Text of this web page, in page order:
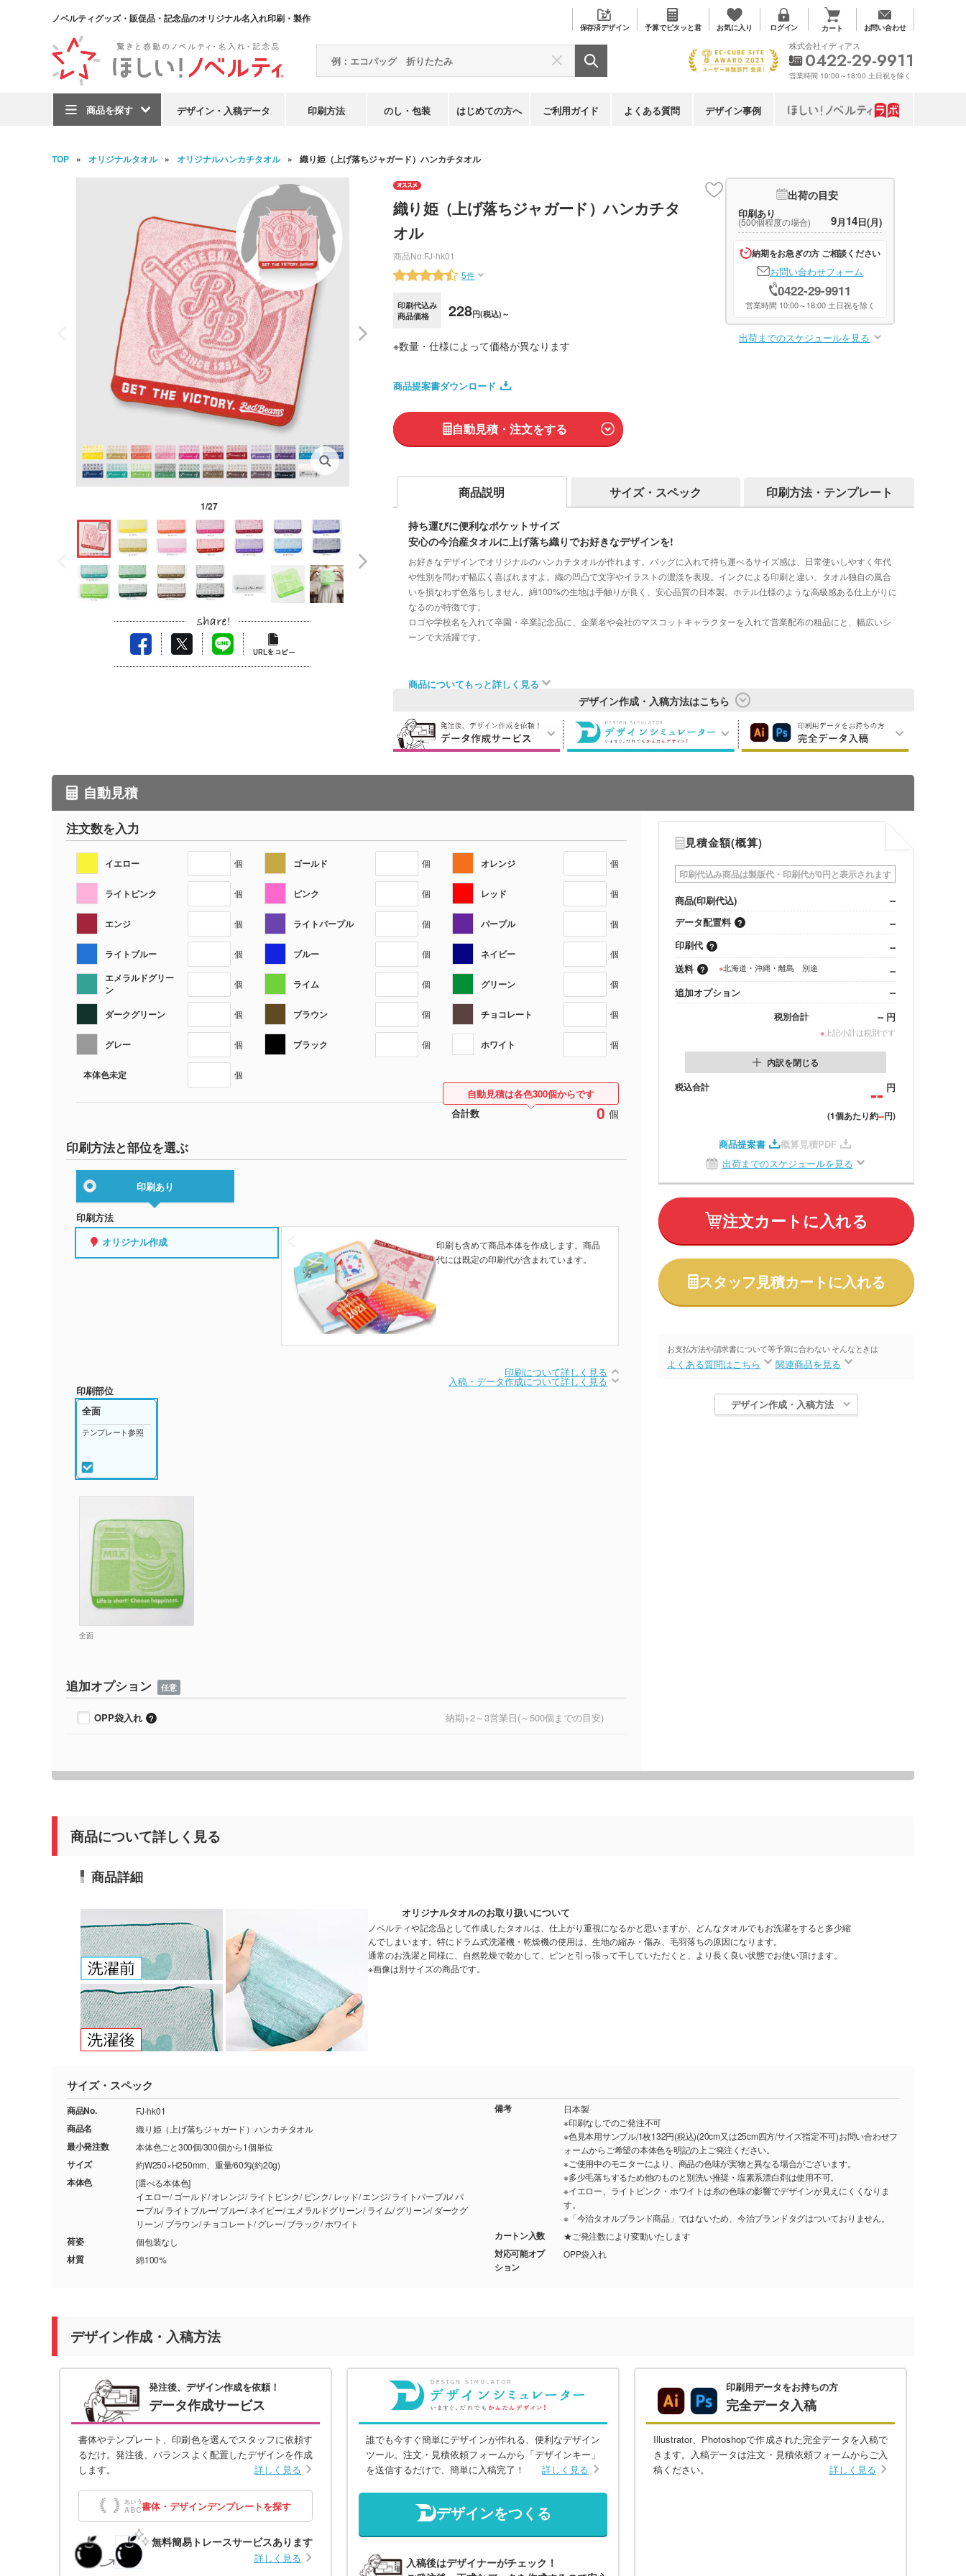
ノベルティグッズ・販促品・記念品のオリジナル名入れ印刷・製作
保存済デザイン 予算でピタッと君 お気に入り ログイン カート お問い合わせ
商品を探す デザイン・入稿データ 印刷方法 のし・包装 はじめての方へ ご利用ガイド よくある質問 デザイン事例
株式会社イディアス
0422-29-9911
営業時間 10:00～18:00 土日祝を除く
TOP オリジナルタオル オリジナルハンカチタオル 織り姫（上げ落ちジャガード）ハンカチタオル
1/27
織り姫（上げ落ちジャガード）ハンカチタ
オル
商品No. FJ-hk01
5件
印刷代込み
商品価格
228円(税込)～
※数量・仕様によって価格が異なります
商品提案書ダウンロード
自動見積・注文をする
出荷の目安
印刷あり
(500個程度の場合) 9月14日(月)
納期をお急ぎの方 ご相談ください
お問い合わせフォーム
0422-29-9911
営業時間 10:00～18:00 土日祝を除く
出荷までのスケジュールを見る
商品説明 サイズ・スペック 印刷方法・テンプレート
持ち運びに便利なポケットサイズ
安心の今治産タオルに上げ落ち織りでお好きなデザインを!
お好きなデザインでオリジナルのハンカチタオルが作れます。バッグに入れて持ち運べるサイズ感は、日常使いしやすく年代
や性別を問わず幅広く喜ばれますよ。織の凹凸で文字やイラストの濃淡を表現。インクによる印刷と違い、タオル独自の風合
いを損なわず色落ちしません。綿100%の生地は手触りが良く、安心品質の日本製。ホテル仕様のような高級感ある仕上がりに
なるのが特徴です。
ロゴや学校名を入れて卒園・卒業記念品に、企業名や会社のマスコットキャラクターを入れて営業配布の粗品にと、幅広いシ
ーンで大活躍です。
商品についてもっと詳しく見る
デザイン作成・入稿方法はこちら
自動見積
注文数を入力
イエロー 個 ゴールド 個 オレンジ 個
ライトピンク 個 ピンク 個 レッド 個
エンジ 個 ライトパープル 個 パープル 個
ライトブルー 個 ブルー 個 ネイビー 個
エメラルドグリー
ン
個 ライム 個 グリーン 個
ダークグリーン 個 ブラウン 個 チョコレート 個
グレー 個 ブラック 個 ホワイト 個
本体色未定 個
合計数 0 個
自動見積は各色300個からです
印刷方法と部位を選ぶ
印刷あり
印刷方法
オリジナル作成
印刷も含めて商品本体を作成します。商品
代には既定の印刷代が含まれています。
印刷について詳しく見る
入稿・データ作成について詳しく見る
印刷部位
全面
テンプレート参照
全面
追加オプション 任意
OPP袋入れ 納期+2～3営業日(～500個までの目安)
見積金額(概算)
印刷代込み商品は製版代・印刷代が0円と表示されます
商品(印刷代込)
--
データ配置料
--
印刷代
--
送料
※北海道・沖縄・離島 別途
--
追加オプション
--
税別合計 -- 円
※ 上記小計は税別です
内訳を閉じる
税込合計
-- 円
(1個あたり約--円)
商品提案書
概算見積PDF
出荷までのスケジュールを見る
注文カートに入れる
スタッフ見積カートに入れる
お支払方法や請求書について等
よくある質問はこちら
予算に合わない そんなときは
関連商品を見る
デザイン作成・入稿方法
商品について詳しく見る
商品詳細
オリジナルタオルのお取り扱いについて
ノベルティや記念品として作成したタオルは、仕上がり重視になるかと思いますが、どんなタオルでもお洗濯をすると多少縮
んでしまいます。特にドラム式洗濯機・乾燥機の使用は、生地の縮み・傷み、毛羽落ちの原因になります。
通常のお洗濯と同様に、自然乾燥で乾かして、ピンと引っ張って干していただくと、より長く良い状態でお使い頂けます。
※画像は別サイズの商品です。
サイズ・スペック
商品No. FJ-hk01
商品名 織り姫（上げ落ちジャガード）ハンカチタオル
最小発注数 本体色ごと300個/300個から1個単位
サイズ 約W250×H250mm、重量/60匁(約20g)
本体色
[選べる本体色]
イエロー/ ゴールド/ オレンジ/ ライトピンク/ ピンク/ レッド/ エンジ/ ライトパープル/ パ
ープル/ ライトブルー/ ブルー/ ネイビー/ エメラルドグリーン/ ライム/ グリーン/ ダークグ
リーン/ ブラウン/ チョコレート/ グレー/ ブラック/ ホワイト
荷姿 個包装なし
材質 綿100%
備考
日本製
※印刷なしでのご発注不可
※色見本用サンプル/1枚132円(税込)(20cm又は25cm四方/サイズ指定不可)お問い合わせフ
ォームからご希望の本体色を明記の上ご発注ください。
※ご使用中のモニターにより、商品の色味が実物と異なる場合がございます。
※多少毛落ちするため他のものと別洗い推奨・塩素系漂白剤は使用不可。
※イエロー、ライトピンク・ホワイトは糸の色味の影響でデザインが見えにくくなりま
す。
※「今治タオルブランド商品」ではないため、今治ブランドタグはついておりません。
カートン入数 ★ご発注数により変動いたします
対応可能オプ
ション
OPP袋入れ
デザイン作成・入稿方法
発注後、デザイン作成を依頼！
データ作成サービス
書体やテンプレート、印刷色を選んでスタッフに依頼す
るだけ。発注後、バランスよく配置したデザインを作成
します。
詳しく見る
書体・デザインデンプレートを探す
無料簡易トレースサービスあります
詳しく見る
誰でも今すぐ簡単にデザインが作れる、便利なデザイン
ツール。注文・見積依頼フォームから「デザインキー」
を送信するだけで、簡単に入稿完了！
詳しく見る
デザインをつくる
入稿後はデザイナーがチェック！
印刷用データをお持ちの方
完全データ入稿
Illustrator、Photoshopで作成された完全データを入稿で
きます。入稿データは注文・見積依頼フォームからご入
稿ください。
詳しく見る